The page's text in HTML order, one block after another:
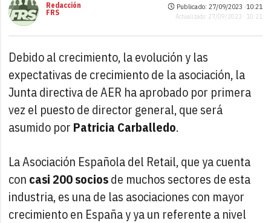
Redacción
FRS
Publicado: 27/09/2023 ·10:21
Actualizado: 27/09/2023 · 10:21
Debido al crecimiento, la evolución y las
expectativas de crecimiento de la asociación, la
Junta directiva de AER ha aprobado por primera
vez el puesto de director general, que será
asumido por Patricia Carballedo.
La Asociación Española del Retail, que ya cuenta
con casi 200 sociosde muchos sectores de esta
industria, es una de las asociaciones con mayor
crecimiento en España y ya un referente a nivel